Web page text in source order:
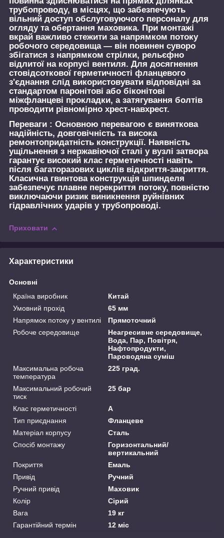
трубопроводу, в місцях, що забезпечують
вільний доступ обслуговуючого персоналу для
огляду та обертання маховика. При монтажі
вкрай важливо стежити за напрямком потоку
робочого середовища — він повинен суворо
збігатися з напрямком стрілки, рельєфно
відлитої на корпусі вентиля. Для досягнення
стовідсоткової герметичності фланцевого
з'єднання слід використовувати відповідні за
стандартом паронітові або біконітові
міжфланцеві прокладки, а затягування болтів
проводити рівномірно хрест-навхрест.
Переваги : Основною перевагою є виняткова
надійність, довговічність та висока
ремонтопридатність конструкції. Наявність
ущільнення з нержавіючої сталі у вузлі затвора
гарантує високий клас герметичності навіть
після багаторазових циклів відкриття-закриття.
Класична гвинтова конструкція шпинделя
забезпечує плавне перекриття потоку, повністю
виключаючи ризик виникнення руйнівних
гідравлічних ударів у трубопроводі.
Приховати
Характеристики
Основні
Країна виробник
Китай
Умовний прохід
65 мм
Напрямок потоку у вентилі
Прямоточний
Робоче середовище
Неагресивне середовище,
Вода, Пар, Повітря,
Нафтопродукти,
Пароводяна суміш
Максимальна робоча
температура
225 град.
Максимальний робочий
тиск
25 бар
Клас герметичності
А
Тип приєднання
Фланцеве
Матеріал корпусу
Сталь
Спосіб монтажу
Горизонтальний/
вертикальний
Покриття
Емаль
Привід
Ручний
Ручний привід
Маховик
Колір
Сірий
Вага
19 кг
Гарантійний термін
12 міс